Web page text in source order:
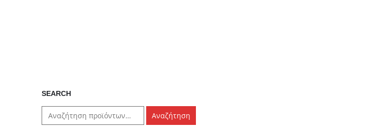
SEARCH
Αναζήτηση